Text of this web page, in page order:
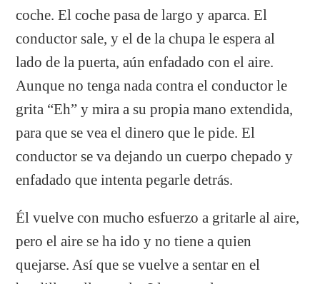
coche. El coche pasa de largo y aparca. El
conductor sale, y el de la chupa le espera al
lado de la puerta, aún enfadado con el aire.
Aunque no tenga nada contra el conductor le
grita “Eh” y mira a su propia mano extendida,
para que se vea el dinero que le pide. El
conductor se va dejando un cuerpo chepado y
enfadado que intenta pegarle detrás.
Él vuelve con mucho esfuerzo a gritarle al aire,
pero el aire se ha ido y no tiene a quien
quejarse. Así que se vuelve a sentar en el